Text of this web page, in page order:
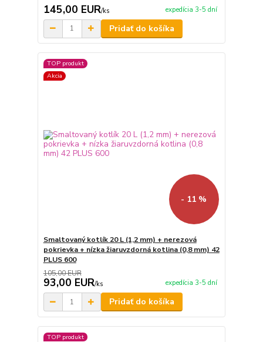
145,00 EUR/ks expedícia 3-5 dní
Pridať do košíka
TOP produkt
Akcia
- 11 %
Smaltovaný kotlík 20 L (1,2 mm) + nerezová
pokrievka + nízka žiaruvzdorná kotlina (0,8 mm) 42
PLUS 600
105,00 EUR
93,00 EUR/ks expedícia 3-5 dní
Pridať do košíka
TOP produkt